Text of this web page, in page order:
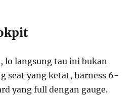
lo langsung tau ini bukan
seat yang ketat, harness 6-
yang full dengan gauge.